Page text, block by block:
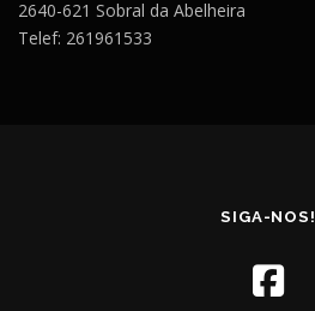
2640-621 Sobral da Abelheira
Telef: 261961533
SIGA-NOS!